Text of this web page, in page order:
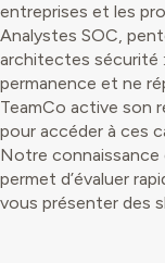
entreprises et les
Analystes SOC,
architectes sécurité
permanence et ne
TeamCo active son
pour accéder à ces
Notre
permet d’évaluer
vous présenter des